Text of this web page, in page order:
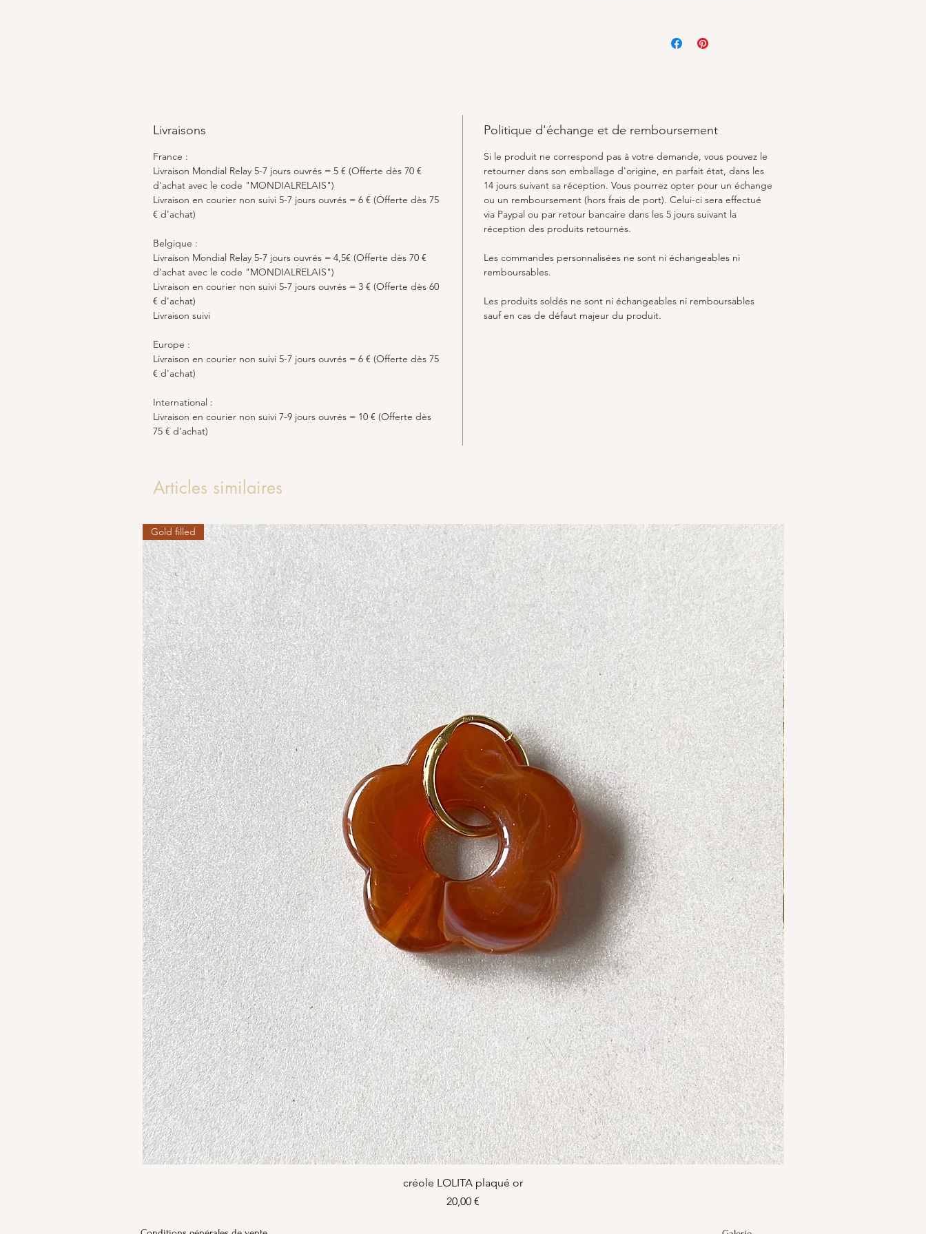
du changement. Il vous aide à trouver
développe la créativité que vous
portez en vous.
Soigneusement emballé dans une
pochette 100% coton Alhena.
Entretien des bijoux : Éviter les
contacts avec de l'eau et du parfum.
Livraisons
France :
Livraison Mondial Relay 5-7 jours ouvrés = 5 € (Offerte dès 70 €
d'achat avec le code "MONDIALRELAIS")
Livraison en courier non suivi 5-7 jours ouvrés = 6 € (Offerte dès 75
€ d'achat)
Belgique :
Livraison Mondial Relay 5-7 jours ouvrés = 4,5€ (Offerte dès 70 €
d'achat avec le code "MONDIALRELAIS")
Livraison en courier non suivi 5-7 jours ouvrés = 3 € (Offerte dès 60
€ d'achat)
Livraison suivi
Europe :
Livraison en courier non suivi 5-7 jours ouvrés = 6 € (Offerte dès 75
€ d'achat)
International :
Livraison en courier non suivi 7-9 jours ouvrés = 10 € (Offerte dès
75 € d'achat)
Politique d'échange et de remboursement
Si le produit ne correspond pas à votre demande, vous pouvez le
retourner dans son emballage d'origine, en parfait état, dans les
14 jours suivant sa réception. Vous pourrez opter pour un échange
ou un remboursement (hors frais de port). Celui-ci sera effectué
via Paypal ou par retour bancaire dans les 5 jours suivant la
réception des produits retournés.
Les commandes personnalisées ne sont ni échangeables ni
remboursables.
Les produits soldés ne sont ni échangeables ni remboursables
sauf en cas de défaut majeur du produit.
Articles similaires
Aperçu rapide
Gold filled
créole LOLITA plaqué or
Prix
20,00 €